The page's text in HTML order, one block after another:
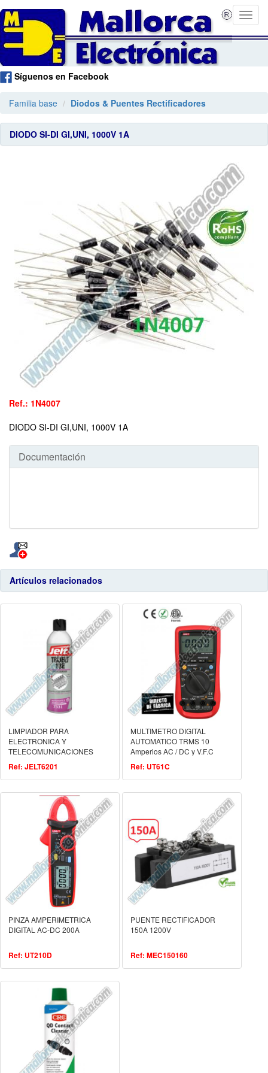
Síguenos en Facebook
Familia base Diodos & Puentes Rectificadores
DIODO SI-DI GI,UNI, 1000V 1A
Ref.: 1N4007
DIODO SI-DI GI,UNI, 1000V 1A
Documentación
Artículos relacionados
LIMPIADOR PARA
ELECTRONICA Y
TELECOMUNICACIONES
Ref: JELT6201
MULTIMETRO DIGITAL
AUTOMATICO TRMS 10
Amperios AC / DC y V.F.C
Ref: UT61C
PINZA AMPERIMETRICA
DIGITAL AC-DC 200A
Ref: UT210D
PUENTE RECTIFICADOR
150A 1200V
Ref: MEC150160